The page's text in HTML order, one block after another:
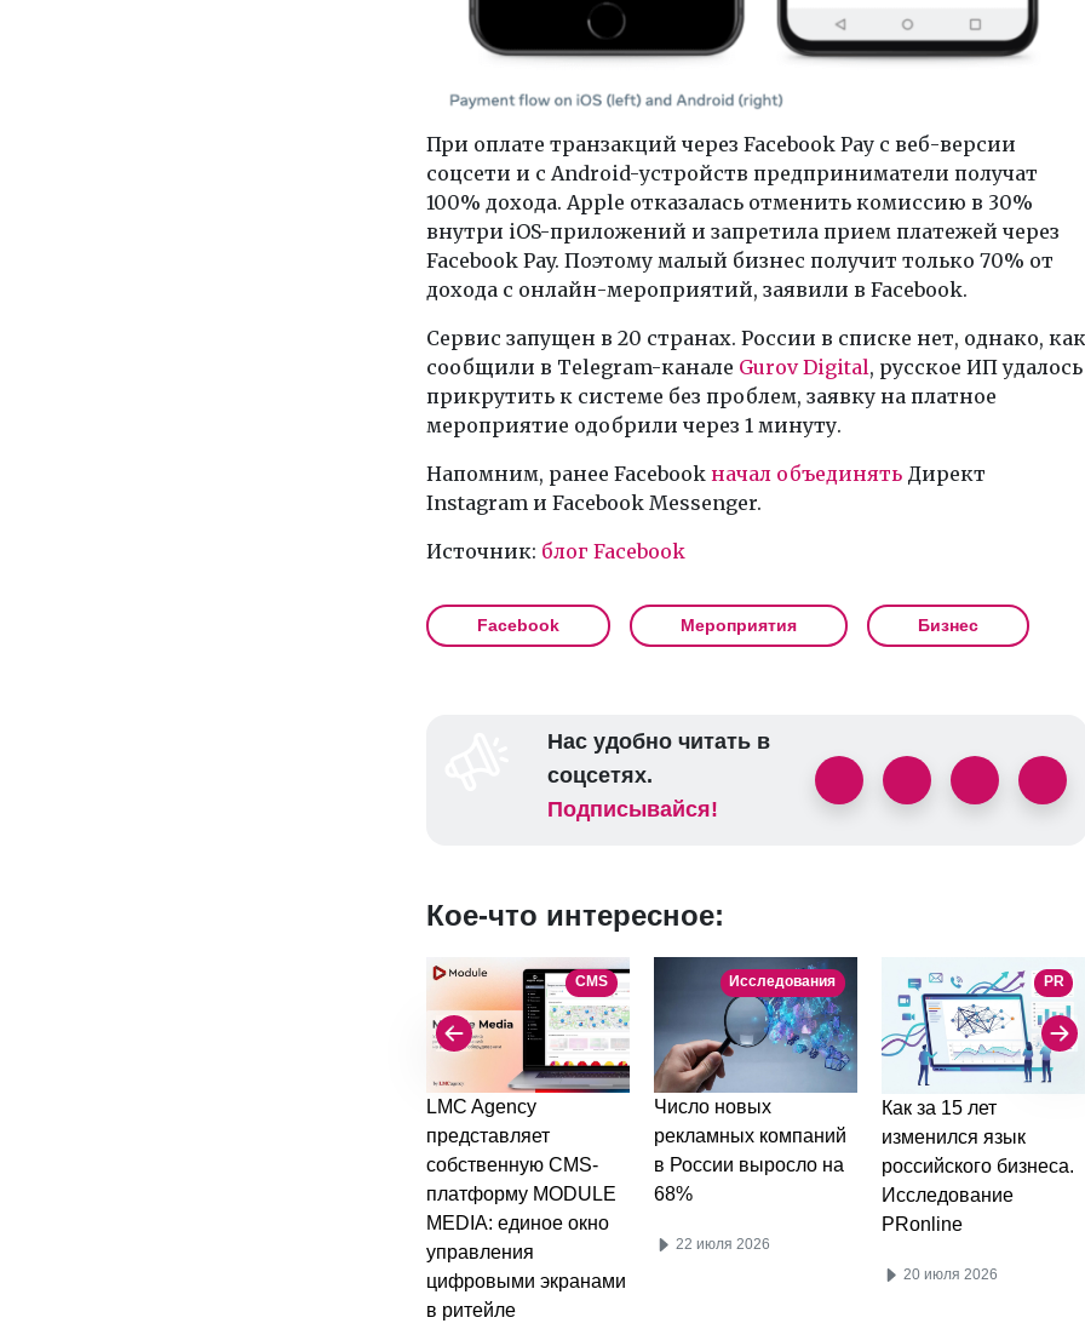
При оплате транзакций через Facebook Pay с веб-версии
соцсети и с Android-устройств предприниматели получат
100% дохода. Apple отказалась отменить комиссию в 30%
внутри iOS-приложений и запретила прием платежей через
Facebook Pay. Поэтому малый бизнес получит только 70% от
дохода с онлайн-мероприятий, заявили в Facebook.
Сервис запущен в 20 странах. России в списке нет, однако, как
сообщили в Telegram-канале Gurov Digital, русское ИП удалось
прикрутить к системе без проблем, заявку на платное
мероприятие одобрили через 1 минуту.
Напомним, ранее Facebook начал объединятьДирект
Instagram и Facebook Messenger.
Источник: блог Facebook
Facebook Мероприятия Бизнес
Нас удобно читать в
соцсетях.
Подписывайся!
Кое-что интересное:
CMS
LMC Agency
представляет
собственную CMS-
платформу MODULE
MEDIA: единое окно
управления
цифровыми экранами
в ритейле
Исследования
Число новых
рекламных компаний
в России выросло на
68%
22 июля 2026
PR
Как за 15 лет
изменился язык
российского бизнеса.
Исследование
PRonline
20 июля 2026